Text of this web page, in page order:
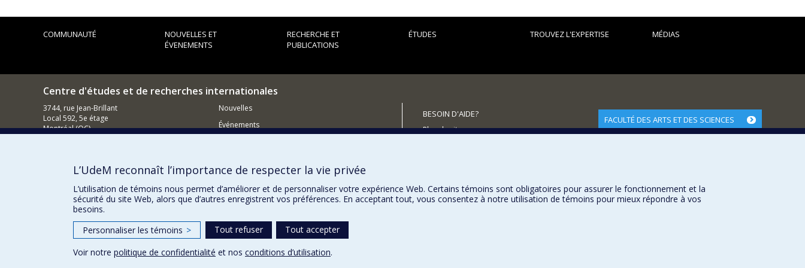
Projets en cours
"L'économie politique et sociale du développement local - structures et acteurs"
"Les transferts monétaires conditionnels"
COMMUNAUTÉ
NOUVELLES ET
ÉVENEMENTS
RECHERCHE ET
PUBLICATIONS
ÉTUDES TROUVEZ L'EXPERTISE MÉDIAS
Centre d'études et de recherches internationales
3744, rue Jean-Brillant
Local 592, 5e étage
Montréal (QC)
Contacter un membre de notre équipe
Courriel général
Nouvelles
Événements
BESOIN D'AIDE?
Plan du site
FACULTÉ DES ARTS ET DES SCIENCES
Confidentialité Conditions d’utilisation Paramètres des témoins
L’UdeM reconnaît l’importance de respecter la vie privée
L’utilisation de témoins nous permet d’améliorer et de personnaliser votre expérience Web. Certains témoins sont obligatoires pour assurer le fonctionnement et la
sécurité du site Web, alors que d’autres enregistrent vos préférences. En acceptant tout, vous consentez à notre utilisation de témoins pour mieux répondre à vos
besoins.
Personnaliser les témoins > Tout refuser
Tout accepter
Voir notre politique de confidentialité et nos conditions d’utilisation.